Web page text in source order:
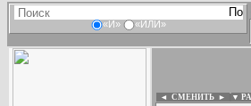
«И» «ИЛИ»
◄ СМЕНИТЬ ► ▼